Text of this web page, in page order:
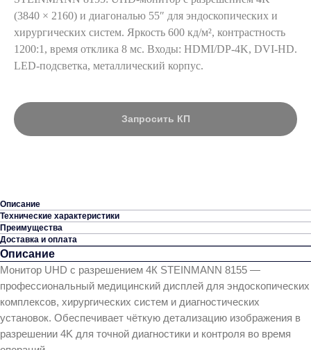
Запросить КП
(3840 × 2160) и диагональю 55″ для эндоскопических и
хирургических систем. Яркость 600 кд/м², контрастность
1200:1, время отклика 8 мс. Входы: HDMI/DP‑4K, DVI‑HD.
LED‑подсветка, металлический корпус.
Описание
Технические характеристики
Преимущества
Доставка и оплата
Описание
Монитор UHD с разрешением 4К STEINMANN 8155 —
профессиональный медицинский дисплей для эндоскопических
комплексов, хирургических систем и диагностических
установок. Обеспечивает чёткую детализацию изображения в
разрешении 4K для точной диагностики и контроля во время